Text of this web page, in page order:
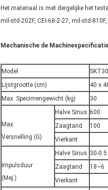
Het materiaal is met dergelijke het
mil-std-202F, CEI-68-2-27, mil-std-
Mechanische de
Model SKT30
Lijstgrootte (cm)
40 x
Max. Specimengewicht (kg)
30
Max.
Versnelling (G)
Halve Sinus 600
Zaagtand
100
Vierkant
Impulsduur
(Mej.)
Halve Sinus 30-0.5
Zaagtand
18~6
Vierkant